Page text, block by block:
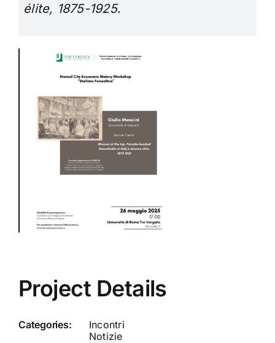
élite, 1875-1925.
Project Details
Categories:
Incontri
Notizie